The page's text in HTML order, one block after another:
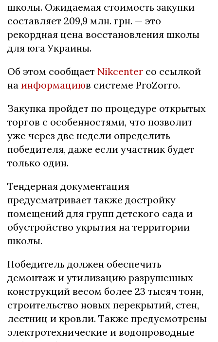
школы. Ожидаемая стоимость закупки
составляет 209,9 млн. грн. — это
рекордная цена восстановления школы
для юга Украины.
Об этом сообщает Nikcenter со ссылкой
на информациюв системе ProZorro.
Закупка пройдет по процедуре открытых
торгов с особенностями, что позволит
уже через две недели определить
победителя, даже если участник будет
только один.
Тендерная документация
предусматривает также достройку
помещений для групп детского сада и
обустройство укрытия на территории
школы.
Победитель должен обеспечить
демонтаж и утилизацию разрушенных
конструкций весом более 23 тысяч тонн,
строительство новых перекрытий, стен,
лестниц и кровли. Также предусмотрены
электротехнические и водопроводные